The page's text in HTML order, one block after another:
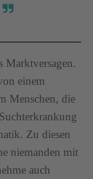
Marktversagen.
einem
Menschen, die
Zu diesen
niemanden mit
auch